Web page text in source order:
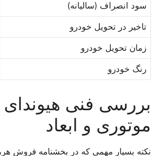
سود انصراف (سالیانه)
تاخیر در تحویل خودرو
زمان تحویل خودرو
رنگ خودرو
موتوری و ابعاد